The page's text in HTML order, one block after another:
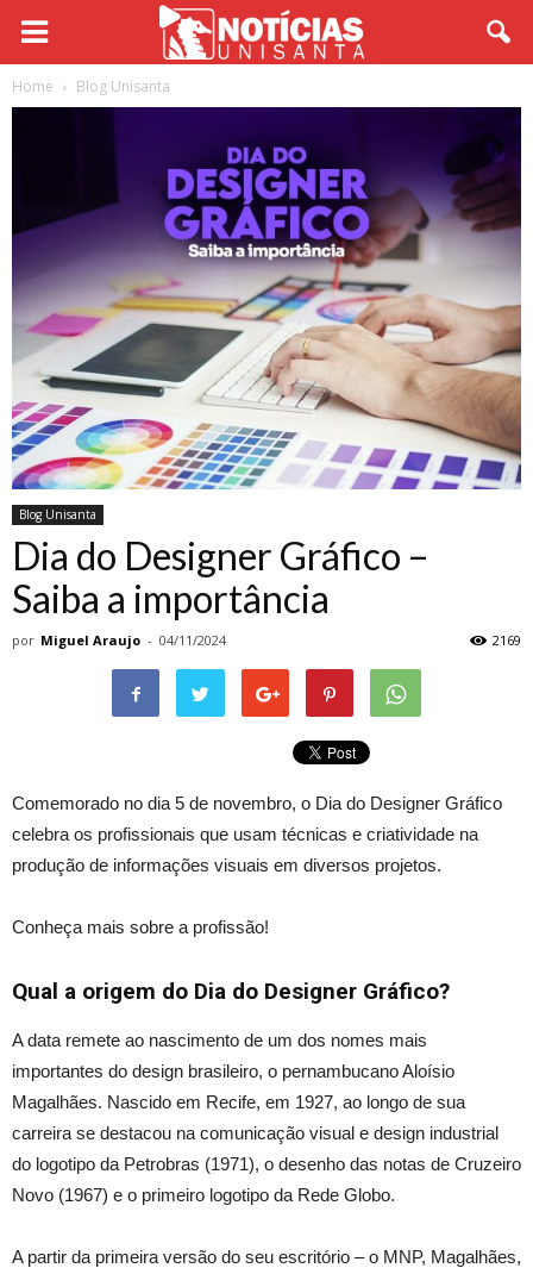
Home Blog Unisanta
Blog Unisanta
Dia do Designer Gráfico –
Saiba a importância
por Miguel Araujo - 04/11/2024 2169
Comemorado no dia 5 de novembro, o Dia do Designer Gráfico
celebra os profissionais que usam técnicas e criatividade na
produção de informações visuais em diversos projetos.
Conheça mais sobre a profissão!
Qual a origem do Dia do Designer Gráfico?
A data remete ao nascimento de um dos nomes mais
importantes do design brasileiro, o pernambucano Aloísio
Magalhães. Nascido em Recife, em 1927, ao longo de sua
carreira se destacou na comunicação visual e design industrial
do logotipo da Petrobras (1971), o desenho das notas de Cruzeiro
Novo (1967) e o primeiro logotipo da Rede Globo.
A partir da primeira versão do seu escritório – o MNP, Magalhães,